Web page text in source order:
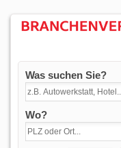
Was suchen Sie?
Wo?